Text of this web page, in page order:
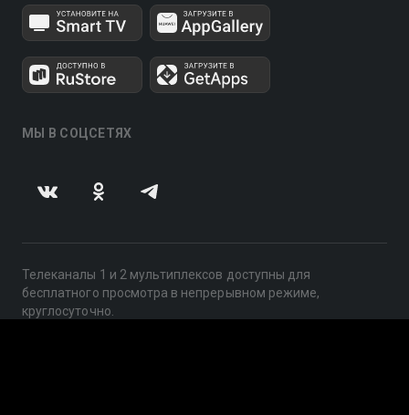
МЫ В СОЦСЕТЯХ
Телеканалы 1 и 2 мультиплексов доступны для
бесплатного просмотра в непрерывном режиме,
круглосуточно.